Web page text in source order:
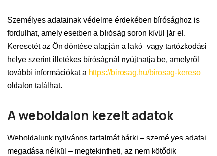
Személyes adatainak védelme érdekében bírósághoz is
fordulhat, amely esetben a bíróság soron kívül jár el.
Keresetét az Ön döntése alapján a lakó- vagy tartózkodási
helye szerint illetékes bíróságnál nyújthatja be, amelyről
további információkat a https://birosag.hu/birosag-kereso
oldalon találhat.
A weboldalon kezelt adatok
Weboldalunk nyilvános tartalmát bárki – személyes adatai
megadása nélkül – megtekintheti, az nem kötődik